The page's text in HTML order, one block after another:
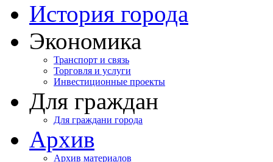
История города
Экономика
Транспорт и связь
Торговля и услуги
Инвестиционные проекты
Для граждан
Для граждани города
Архив
Архив материалов